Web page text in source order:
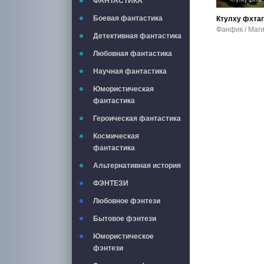
Боевая фантастика
Детективная фантастика
Любовная фантастика
Научная фантастика
Юмористическая
фантастика
Героическая фантастика
Космическая
фантастика
Альтернативная история
ФЭНТЕЗИ
Любовное фэнтези
Бытовое фэнтези
Юмористическое
фэнтези
Ктулху